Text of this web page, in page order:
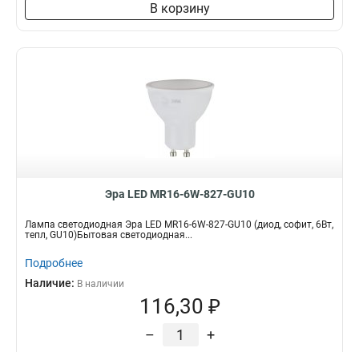
В корзину
Эра LED MR16-6W-827-GU10
Лампа светодиодная Эра LED MR16-6W-827-GU10 (диод, софит, 6Вт,
тепл, GU10)Бытовая светодиодная...
Подробнее
Наличие: В наличии
116,30 ₽
– +